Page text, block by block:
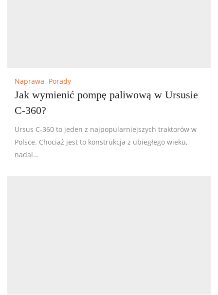
Naprawa Porady
Jak wymienić pompę paliwową w Ursusie
C-360?
Ursus C-360 to jeden z najpopularniejszych traktorów w
Polsce. Chociaż jest to konstrukcja z ubiegłego wieku,
nadal...